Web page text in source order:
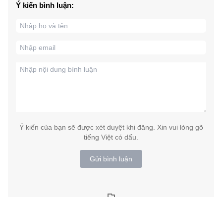
Ý kiến bình luận:
Ý kiến của bạn sẽ được xét duyệt khi đăng. Xin vui lòng gõ
tiếng Việt có dấu.
Gửi bình luận